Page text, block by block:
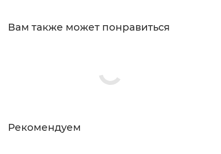
Вам также может понравиться
Рекомендуем